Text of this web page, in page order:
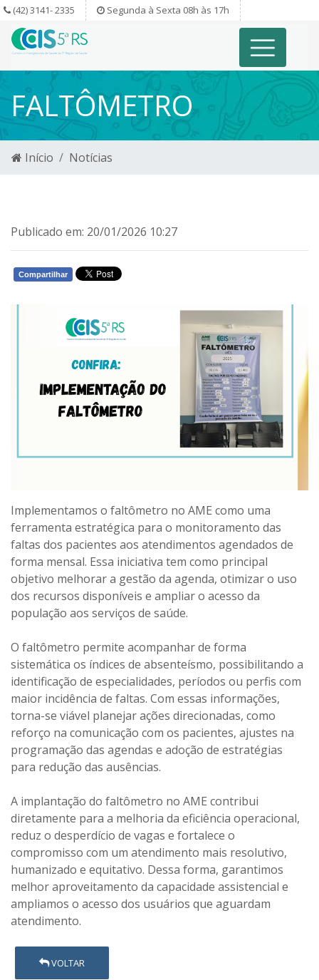
(42) 3141- 2335 Segunda à Sexta 08h às 17h
FALTÔMETRO
Início Notícias
Publicado em: 20/01/2026 10:27
Compartilhar
Implementamos o faltômetro no AME como uma
ferramenta estratégica para o monitoramento das
faltas dos pacientes aos atendimentos agendados de
forma mensal. Essa iniciativa tem como principal
objetivo melhorar a gestão da agenda, otimizar o uso
dos recursos disponíveis e ampliar o acesso da
população aos serviços de saúde.
O faltômetro permite acompanhar de forma
sistemática os índices de absenteísmo, possibilitando a
identificação de especialidades, períodos ou perfis com
maior incidência de faltas. Com essas informações,
torna-se viável planejar ações direcionadas, como
reforço na comunicação com os pacientes, ajustes na
programação das agendas e adoção de estratégias
para redução das ausências.
A implantação do faltômetro no AME contribui
diretamente para a melhoria da eficiência operacional,
reduz o desperdício de vagas e fortalece o
compromisso com um atendimento mais resolutivo,
humanizado e equitativo. Dessa forma, garantimos
melhor aproveitamento da capacidade assistencial e
ampliamos o acesso dos usuários que aguardam
atendimento.
VOLTAR